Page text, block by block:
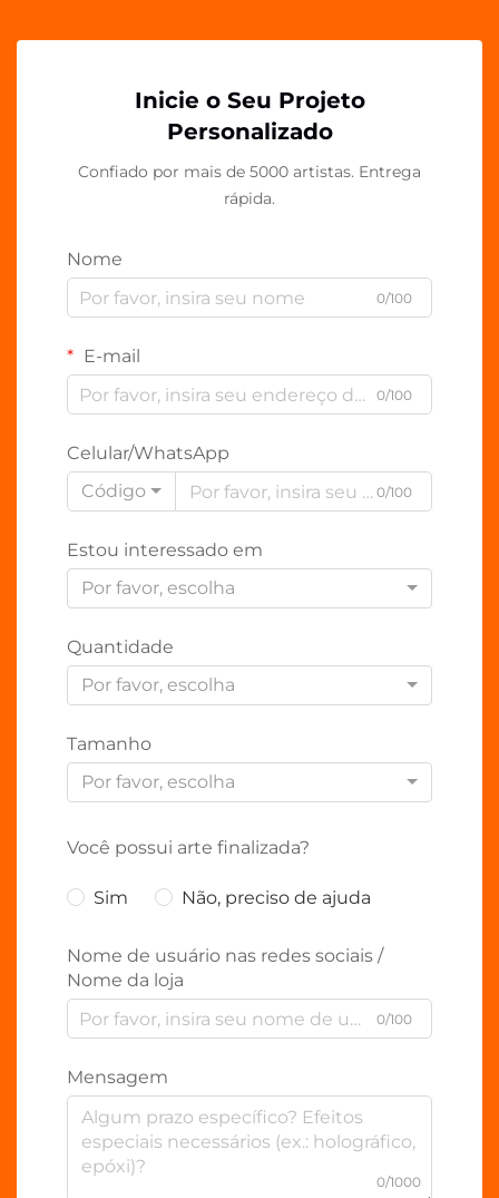
Inicie o Seu Projeto
Personalizado
Confiado por mais de 5000 artistas. Entrega
rápida.
Nome
0/100
E-mail
0/100
Celular/WhatsApp
Código
0/100
Estou interessado em
Por favor, escolha
Quantidade
Por favor, escolha
Tamanho
Por favor, escolha
Você possui arte finalizada?
Sim Não, preciso de ajuda
Nome de usuário nas redes sociais /
Nome da loja
0/100
Mensagem
0/1000